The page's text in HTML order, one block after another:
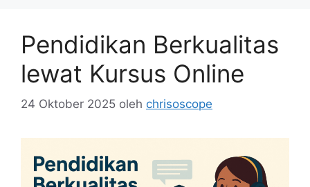
Pendidikan Berkualitas
lewat Kursus Online
24 Oktober 2025 oleh chrisoscope